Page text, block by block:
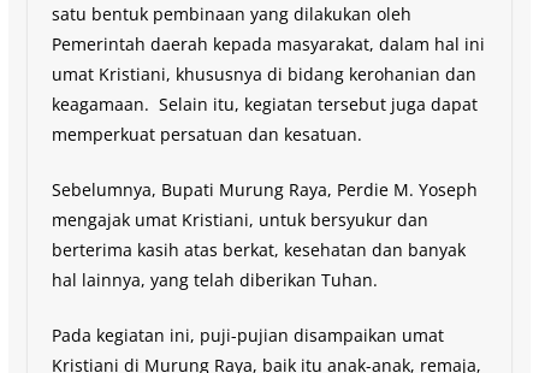
satu bentuk pembinaan yang dilakukan oleh
Pemerintah daerah kepada masyarakat, dalam hal ini
umat Kristiani, khususnya di bidang kerohanian dan
keagamaan. Selain itu, kegiatan tersebut juga dapat
memperkuat persatuan dan kesatuan.
Sebelumnya, Bupati Murung Raya, Perdie M. Yoseph
mengajak umat Kristiani, untuk bersyukur dan
berterima kasih atas berkat, kesehatan dan banyak
hal lainnya, yang telah diberikan Tuhan.
Pada kegiatan ini, puji-pujian disampaikan umat
Kristiani di Murung Raya, baik itu anak-anak, remaja,